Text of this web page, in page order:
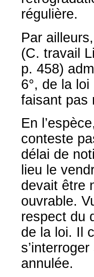
régulière.
Par
(C. travail
p. 458)
6°, de la
faisant pas
En
conteste
délai de
lieu le
devait être
ouvrable.
respect du
de la loi. Il
annulée.